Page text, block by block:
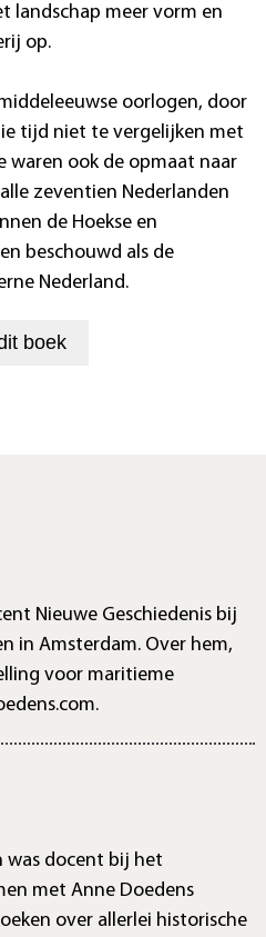
landschap meer vorm en
op.
oorlogen, door
tijd niet te vergelijken met
waren ook de opmaat naar
zeventien Nederlanden
de Hoekse en
beschouwd als de
Nederland.
boek
Nieuwe Geschiedenis bij
in Amsterdam. Over hem,
voor maritieme
was docent bij het
met Anne Doedens
over allerlei historische